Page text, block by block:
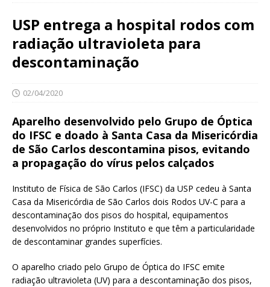
USP entrega a hospital rodos com
radiação ultravioleta para
descontaminação
02/04/2020
Aparelho desenvolvido pelo Grupo de Óptica
do IFSC e doado à Santa Casa da Misericórdia
de São Carlos descontamina pisos, evitando
a propagação do vírus pelos calçados
Instituto de Física de São Carlos (IFSC) da USP cedeu à Santa
Casa da Misericórdia de São Carlos dois Rodos UV-C para a
descontaminação dos pisos do hospital, equipamentos
desenvolvidos no próprio Instituto e que têm a particularidade
de descontaminar grandes superfícies.
O aparelho criado pelo Grupo de Óptica do IFSC emite
radiação ultravioleta (UV) para a descontaminação dos pisos,